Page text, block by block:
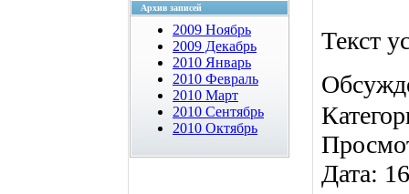
Архив записей
2009 Ноябрь
2009 Декабрь
2010 Январь
2010 Февраль
2010 Март
2010 Сентябрь
2010 Октябрь
Текст
Дата: